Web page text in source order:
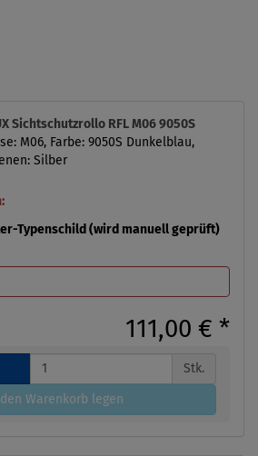
Sichtschutzrollo RFL M06 9050S
M06, Farbe: 9050S Dunkelblau,
Silber
Typenschild (wird manuell geprüft)
111,00 € *
Stk.
Warenkorb legen